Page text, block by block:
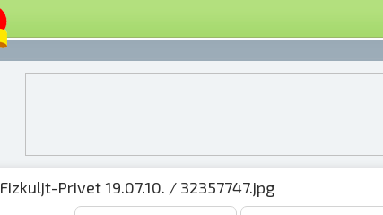
Fizkuljt-Privet 19.07.10. / 32357747.jpg